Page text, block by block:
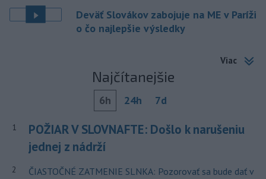
Deväť Slovákov zabojuje na ME v Paríži
o čo najlepšie výsledky
Viac
Najčítanejšie
6h 24h 7d
1
POŽIAR V SLOVNAFTE: Došlo k narušeniu
jednej z nádrží
2
ČIASTOČNÉ ZATMENIE SLNKA: Pozorovať sa bude dať v